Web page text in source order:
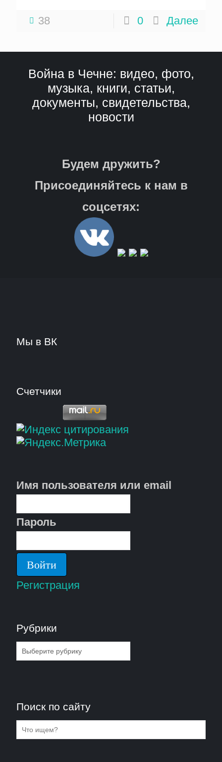
38 0 Далее
Война в Чечне: видео, фото,
музыка, книги, статьи,
документы, свидетельства,
новости
Будем дружить?
Присоединяйтесь к нам в
соцсетях:
Мы в ВК
Счетчики
Имя пользователя или email
Пароль
Регистрация
Рубрики
Рубрики
Поиск по сайту